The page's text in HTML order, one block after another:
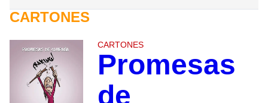
CARTONES
CARTONES
Promesas
de